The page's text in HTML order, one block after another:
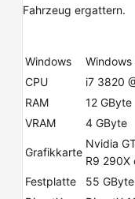
Fahrzeug ergattern.
Windows
CPU
i7 3820
RAM
12 GByte
VRAM
4 GByte
Grafikkarte
Nvidia
R9 290X
Festplatte
55 GByte